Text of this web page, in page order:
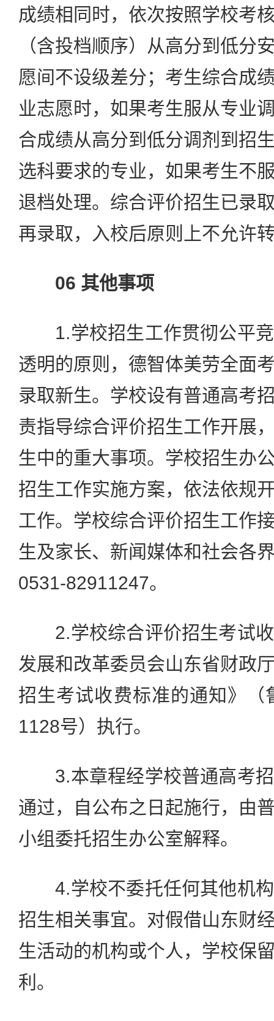
成绩相同时，依次按照学校考
（含投档顺序）从高分到低分
愿间不设级差分；考生综合成
业志愿时，如果考生服从专业
合成绩从高分到低分调剂到招
选科要求的专业，如果考生不
退档处理。综合评价招生已录
再录取，入校后原则上不允许
06 其他事项
1.学校招生工作贯彻公平竞
透明的原则，德智体美劳全面
录取新生。学校设有普通高考
责指导综合评价招生工作开展
生中的重大事项。学校招生办
招生工作实施方案，依法依规
工作。学校综合评价招生工作
生及家长、新闻媒体和社会各
0531-82911247。
2.学校综合评价招生考试收
发展和改革委员会山东省财政
招生考试收费标准的通知》（
1128号）执行。
3.本章程经学校普通高考招
通过，自公布之日起施行，由
小组委托招生办公室解释。
4.学校不委托任何其他机构
招生相关事宜。对假借山东财
生活动的机构或个人，学校保
利。